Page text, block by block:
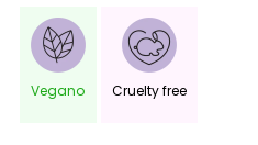
Vegano Cruelty free